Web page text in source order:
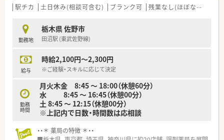
駅チカ 土日休み(相談可含む) ブランク可 残業なし(ほぼなし含む)
勤務地
栃木県 佐野市
田沼駅 (東武佐野線)
給与
時給2,100円～2,300円
※ご経験・スキルに応じて決定
勤務
時間
月火木金 8:45 ～ 18:00（休憩60分）
水 8:45 ～ 16:45（休憩00分）
土 8:45 ～ 12:15（休憩00分）
※上記内で日数・時間数は応相談
・・＊ 薬局の特徴 ＊・・